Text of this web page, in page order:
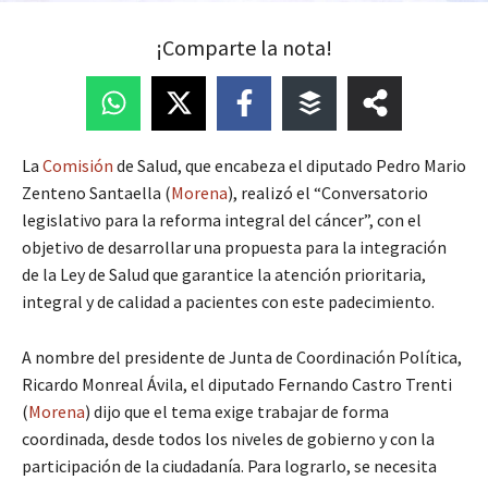
¡Comparte la nota!
La Comisión de Salud, que encabeza el diputado Pedro Mario
Zenteno Santaella (Morena), realizó el “Conversatorio
legislativo para la reforma integral del cáncer”, con el
objetivo de desarrollar una propuesta para la integración
de la Ley de Salud que garantice la atención prioritaria,
integral y de calidad a pacientes con este padecimiento.
A nombre del presidente de Junta de Coordinación Política,
Ricardo Monreal Ávila, el diputado Fernando Castro Trenti
(Morena) dijo que el tema exige trabajar de forma
coordinada, desde todos los niveles de gobierno y con la
participación de la ciudadanía. Para lograrlo, se necesita